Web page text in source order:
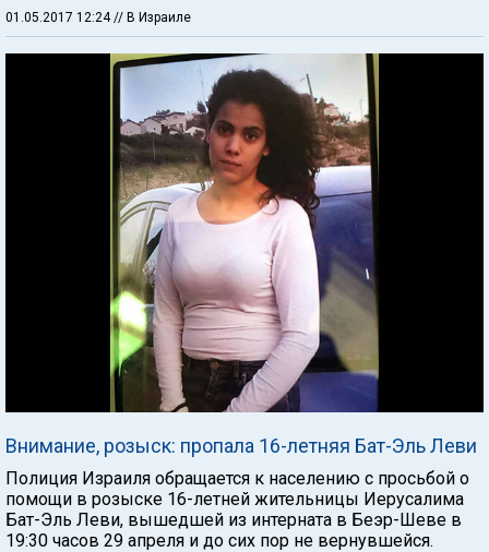
01.05.2017 12:24// В Израиле
Внимание, розыск: пропала 16-летняя Бат-Эль Леви
Полиция Израиля обращается к населению с просьбой о
помощи в розыске 16-летней жительницы Иерусалима
Бат-Эль Леви, вышедшей из интерната в Беэр-Шеве в
19:30 часов 29 апреля и до сих пор не вернувшейся.